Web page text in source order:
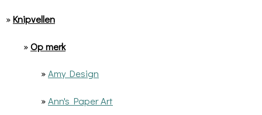
»Knipvellen
»Op merk
»Amy Design
»Ann's Paper Art